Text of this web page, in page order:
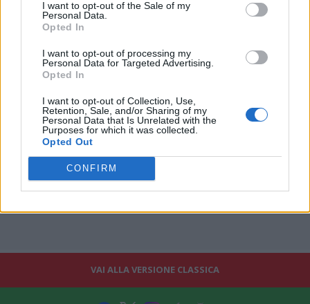
I want to opt-out of the Sale of my
Personal Data.
Opted In
I want to opt-out of processing my
Personal Data for Targeted Advertising.
Opted In
I want to opt-out of Collection, Use,
Retention, Sale, and/or Sharing of my
Personal Data that Is Unrelated with the
Purposes for which it was collected.
Opted Out
CONFIRM
Riproduzione del testo consentita previa citazione della fonte:
www.napolimagazine.com
VAI ALLA VERSIONE CLASSICA